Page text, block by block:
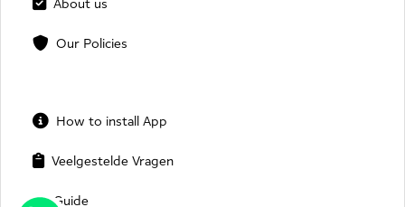
Our Policies
How to install App
Veelgestelde Vragen
Guide